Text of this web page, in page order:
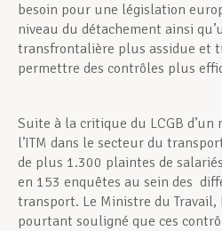
besoin pour une législation
niveau du détachement ainsi
transfrontalière plus assidue et
permettre des contrôles plus
Suite à la critique du LCGB d’un
l’ITM dans le secteur du
de plus 1.300 plaintes de
en 153 enquêtes au sein des
transport. Le Ministre du Travail,
pourtant souligné que ces